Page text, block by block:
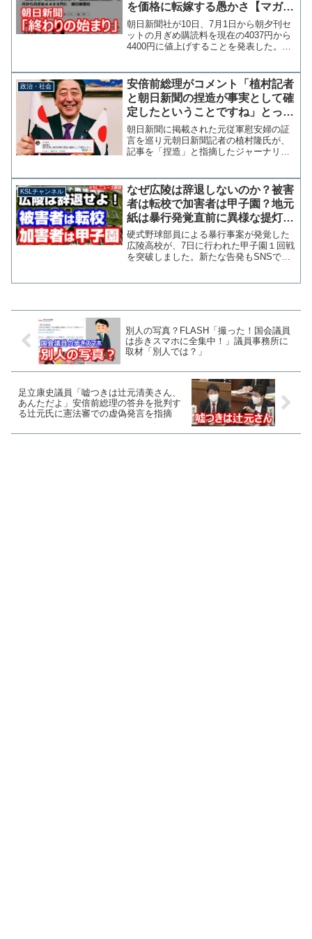
を価格に転嫁する愚かさ【マガジ
ン105号】
朝日新聞社が10日、7月1日から朝夕刊セ
ットの月ぎめ購読料を現在の4037円から
4400円に値上げすることを発表した。営
実に見苦しいので以下に紹介しておく。
＜お知らせ＞...
政治・社会
安倍前総理がコメント「植村記者
と朝日新聞の捏造が事実として確
定したということですね」とって
もうれしそう
朝日新聞に掲載された元従軍慰安婦の証
言を巡り元朝日新聞記者の植村隆氏が、
記事を「捏造」と指摘したジャーナリス
の敗訴が確定した。 敗訴の報道を受け
て安倍晋三前総理が20...
KSLチャンネル
なぜ広陵は辞退しないのか？被害
者は転校で加害者は甲子園？地元
紙は暴行発覚直前に異様な提灯記
事を掲載【KSLチャンネル】
硬式野球部員による暴行事案が発覚した
広陵高校が、7日に行われた甲子園１回戦
を突破しました。新たな告発もSNSで拡
別人の写真？FLASH「撮った！国会議員
は歩きスマホに全集中！」議員事務所に
取材「別人では？」
足立康史議員「嘘つきは辻元清美さん、
あんただよ」安倍前総理の答弁を批判す
る辻元氏に憲法審での虚偽発言を指摘